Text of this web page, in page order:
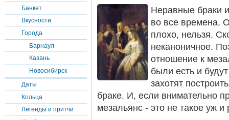
Банкет
Вкусности
Города
Барнаул
Казань
Новосибирск
Даты
Кольца
Легенды и притчи
Неравные браки
во все времена.
плохо, нельзя.
неканоничное.
отношение к
были есть и
захотят
браке. И, если внимательно
мезальянс - это не такое уж